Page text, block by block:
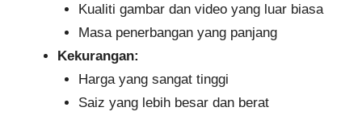
Kualiti gambar dan video yang luar biasa
Masa penerbangan yang panjang
Kekurangan:
Harga yang sangat tinggi
Saiz yang lebih besar dan berat